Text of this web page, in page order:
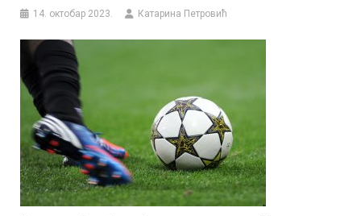
14. октобар 2023. Катарина Петровић